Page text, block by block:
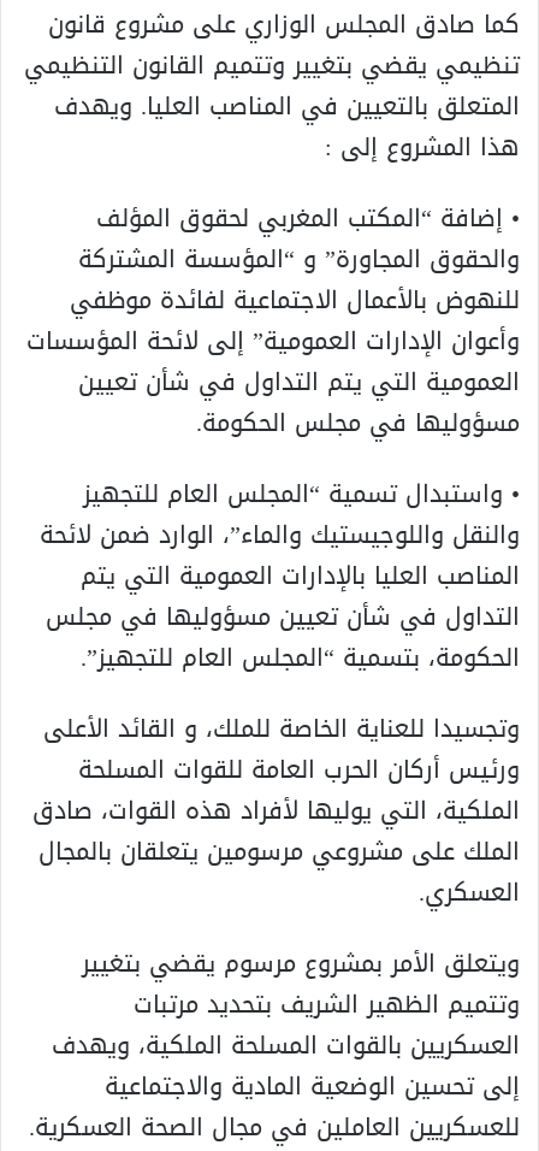
كما صادق المجلس الوزاري على مشروع قانون
تنظيمي يقضي بتغيير وتتميم القانون التنظيمي
المتعلق بالتعيين في المناصب العليا. ويهدف
هذا المشروع إلى :
• إضافة “المكتب المغربي لحقوق المؤلف
والحقوق المجاورة” و “المؤسسة المشتركة
للنهوض بالأعمال الاجتماعية لفائدة موظفي
وأعوان الإدارات العمومية” إلى لائحة المؤسسات
العمومية التي يتم التداول في شأن تعيين
مسؤوليها في مجلس الحكومة.
• واستبدال تسمية “المجلس العام للتجهيز
والنقل واللوجيستيك والماء”، الوارد ضمن لائحة
المناصب العليا بالإدارات العمومية التي يتم
التداول في شأن تعيين مسؤوليها في مجلس
الحكومة، بتسمية “المجلس العام للتجهيز”.
وتجسيدا للعناية الخاصة للملك، و القائد الأعلى
ورئيس أركان الحرب العامة للقوات المسلحة
الملكية، التي يوليها لأفراد هذه القوات، صادق
الملك على مشروعي مرسومين يتعلقان بالمجال
العسكري.
ويتعلق الأمر بمشروع مرسوم يقضي بتغيير
وتتميم الظهير الشريف بتحديد مرتبات
العسكريين بالقوات المسلحة الملكية، ويهدف
إلى تحسين الوضعية المادية والاجتماعية
للعسكريين العاملين في مجال الصحة العسكرية.